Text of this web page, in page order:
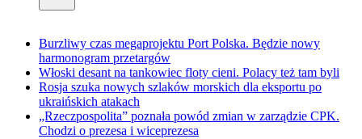
Burzliwy czas megaprojektu Port Polska. Będzie nowy
harmonogram przetargów
Włoski desant na tankowiec floty cieni. Polacy też tam byli
Rosja szuka nowych szlaków morskich dla eksportu po
ukraińskich atakach
„Rzeczpospolita” poznała powód zmian w zarządzie CPK.
Chodzi o prezesa i wiceprezesa